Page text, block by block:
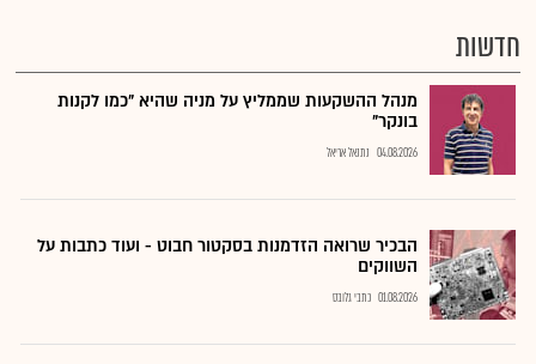
חדשות
מנהל ההשקעות שממליץ על מניה שהיא "כמו לקנות
בונקר"
04.08.2026 נתנאל אריאל
הבכיר שרואה הזדמנות בסקטור חבוט - ועוד כתבות על
השווקים
01.08.2026 כתבי גלובס